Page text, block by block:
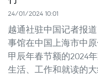
24/01/2024 10:01
越通社驻中国记者报
事馆在中国上海市中
甲辰年春节额的2024
生活、工作和就读的